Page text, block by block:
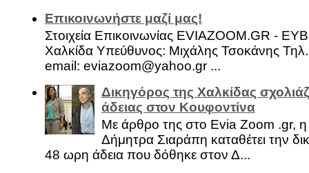
Επικοινωνήστε μαζί μας!
Στοιχεία Επικοινωνίας EVIAZOOM.GR -
Χαλκίδα Υπεύθυνος: Μιχάλης Τσοκάνης
email: eviazoom@yahoo.gr ...
Δικηγόρος της Χαλκίδας
άδειας στον Κουφοντίνα
Με άρθρο της στο Evia Zoom .gr,
Δήμητρα Σιαράπη καταθέτει την
48 ωρη άδεια που δόθηκε στον Δ...